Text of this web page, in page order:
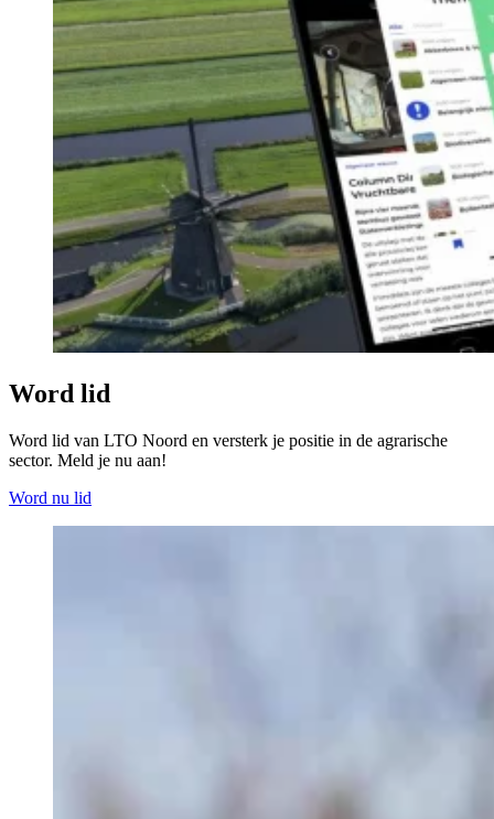
Word lid
Word lid van LTO Noord en versterk je positie in de agrarische
sector. Meld je nu aan!
Word nu lid